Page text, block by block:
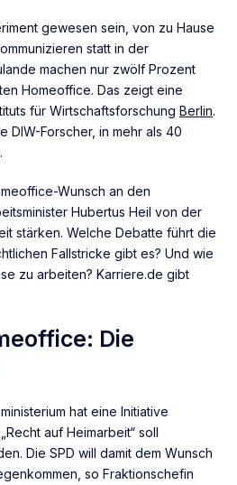
gewesen sein, von zu Hause
statt in der
machen nur zwölf Prozent
Homeoffice. Das zeigt eine
für Wirtschaftsforschung Berlin.
DIW-Forscher, in mehr als 40
Wunsch an den
Hubertus Heil von der
stärken. Welche Debatte führt die
Fallstricke gibt es? Und wie
zu arbeiten? Karriere.de gibt
Die
hat eine Initiative
auf Heimarbeit“ soll
Die SPD will damit dem Wunsch
so Fraktionschefin